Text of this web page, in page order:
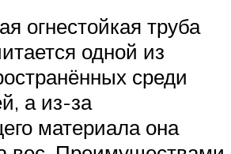
огнестойкая труба
одной из
среди
а из-за
материала она